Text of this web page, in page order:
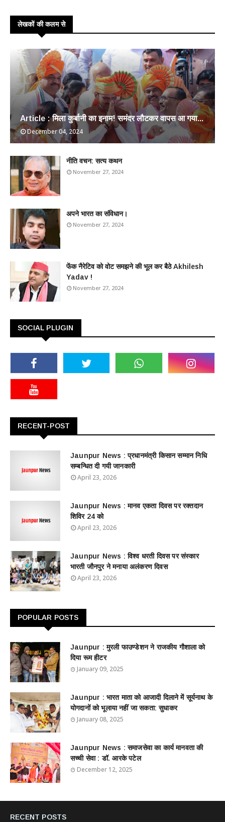
लेखकों की कलम से
Article : मिला कुर्बानी का इनाम! समंदर लौटकर वापस आ गया...
December 04, 2024
​नीति वचन: सत्य कथन
November 27, 2024
अपने भारत का संविधान।
November 27, 2024
फेंक नैरेटिव को वोट समझने की भूल कर बैठे Akhilesh
Yadav !
November 27, 2024
SOCIAL PLUGIN
RECENT-POST
Jaunpur News : ​प्रधानमंत्री किसान सम्मान निधि
सम्बन्धित दी गयी जानकारी
April 23, 2026
Jaunpur News : ​मानव एकता दिवस पर रक्तदान
शिविर 24 को
April 23, 2026
Jaunpur News : विश्व धरती दिवस पर संस्कार
भारती जौनपुर ने मनाया अलंकरण दिवस
April 23, 2026
POPULAR POSTS
Jaunpur : ​मुरली फाउण्डेशन ने राजकीय गौशाला को
दिया रूम हीटर
January 09, 2025
Jaunpur : ​भारत माता को आजादी दिलाने में सूर्यनाथ के
योगदानों को भूलाया नहीं जा सकता: सुधाकर
January 08, 2025
Jaunpur News : ​समाजसेवा का कार्य मानवता की
सच्ची सेवा : डॉ. आरके पटेल
December 12, 2025
RECENT POSTS